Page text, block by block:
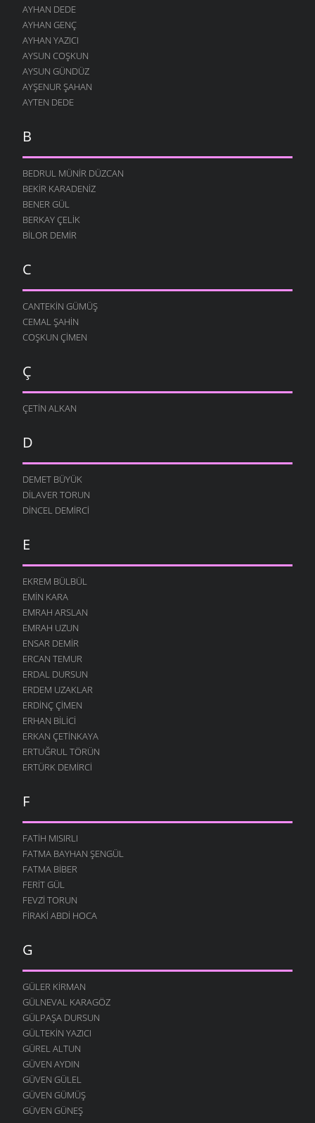
AYHAN DEDE
AYHAN GENÇ
AYHAN YAZICI
AYSUN COŞKUN
AYSUN GÜNDÜZ
AYŞENUR ŞAHAN
AYTEN DEDE
B
BEDRUL MÜNIR DÜZCAN
BEKIR KARADENIZ
BENER GÜL
BERKAY ÇELIK
BILOR DEMIR
C
CANTEKIN GÜMÜŞ
CEMAL ŞAHIN
COŞKUN ÇIMEN
Ç
ÇETIN ALKAN
D
DEMET BÜYÜK
DILAVER TORUN
DINCEL DEMIRCI
E
EKREM BÜLBÜL
EMIN KARA
EMRAH ARSLAN
EMRAH UZUN
ENSAR DEMIR
ERCAN TEMUR
ERDAL DURSUN
ERDEM UZAKLAR
ERDINÇ ÇIMEN
ERHAN BILICI
ERKAN ÇETINKAYA
ERTUĞRUL TÖRÜN
ERTÜRK DEMIRCI
F
FATIH MISIRLI
FATMA BAYHAN ŞENGÜL
FATMA BIBER
FERIT GÜL
FEVZI TORUN
FIRAKI ABDI HOCA
G
GÜLER KIRMAN
GÜLNEVAL KARAGÖZ
GÜLPAŞA DURSUN
GÜLTEKIN YAZICI
GÜREL ALTUN
GÜVEN AYDIN
GÜVEN GÜLEL
GÜVEN GÜMÜŞ
GÜVEN GÜNEŞ